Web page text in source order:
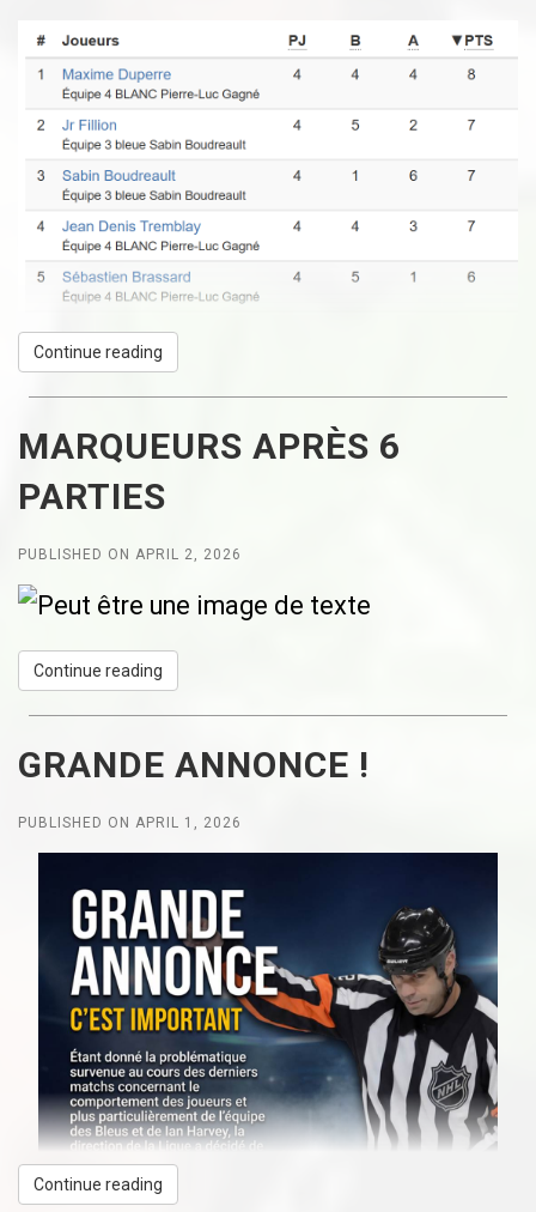
Continue reading
MARQUEURS APRÈS 6
PARTIES
PUBLISHED ON APRIL 2, 2026
Continue reading
GRANDE ANNONCE !
PUBLISHED ON APRIL 1, 2026
Continue reading